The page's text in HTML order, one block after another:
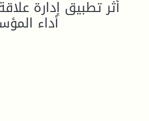
أثر تطبيق إدارة
أداء